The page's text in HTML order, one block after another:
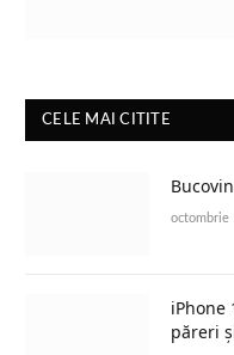
CELE MAI CITITE
octombrie
iPhone
păreri